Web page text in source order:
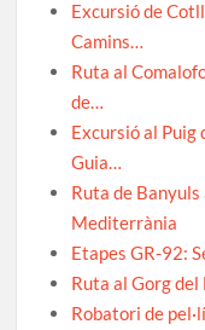
Excursió de
Camins…
Ruta al
de…
Excursió al Puig
Guia…
Ruta de
Mediterrània
Etapes GR-92:
Ruta al Gorg del
Robatori de